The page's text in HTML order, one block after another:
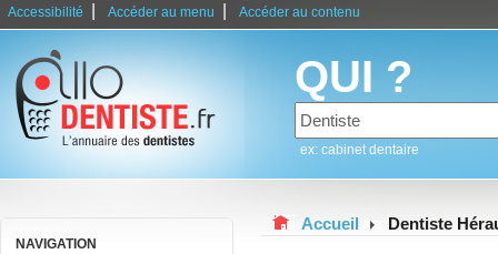
Accessibilité Accéder au menu Accéder au contenu
QUI ?
ex: cabinet dentaire
NAVIGATION
Accueil Dentiste